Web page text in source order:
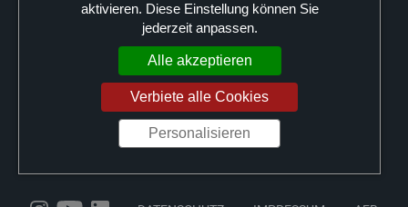
Foto des Schlagwerkers Nikita Martynychev, Copyright N.
aktivieren. Diese Einstellung können Sie
jederzeit anpassen.
Alle akzeptieren
Verbiete alle Cookies
Personalisieren